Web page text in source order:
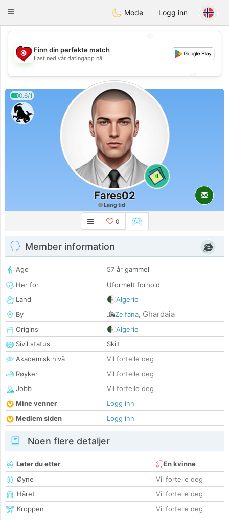
Tunisia Dating
Toggle
Mode Logg inn
💖
💕
Finn din perfekte match
Last ned vår datingapp nå!
0.6/1
0
Fares02
Lang tid
0
Member information
Age
57 år gammel
Her for
Uformelt forhold
Land
Algerie
By
Zelfana, Ghardaia
Origins
Algerie
Sivil status
Skilt
Akademisk nivå
Vil fortelle deg
Røyker
Vil fortelle deg
Jobb
Vil fortelle deg
Mine venner
Logg inn
Medlem siden
Logg inn
Noen flere detaljer
Leter du etter
En kvinne
Øyne
Vil fortelle deg
Håret
Vil fortelle deg
Kroppen
Vil fortelle deg